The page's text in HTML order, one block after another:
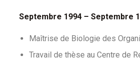
Septembre 1994 – Septembre
Maîtrise de Biologie des
Travail de thèse au Centre de